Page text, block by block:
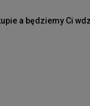
a będziemy Ci